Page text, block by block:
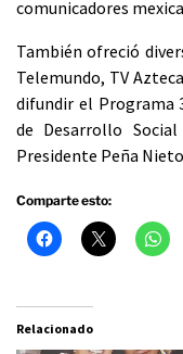
comunicadores
También ofreció
Telemundo, TV
difundir el Programa
de Desarrollo
Presidente Peña
Comparte esto:
Relacionado